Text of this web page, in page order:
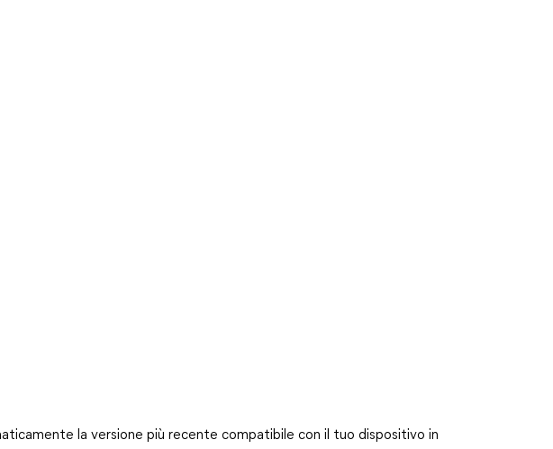
la versione più recente compatibile con il tuo dispositivo in